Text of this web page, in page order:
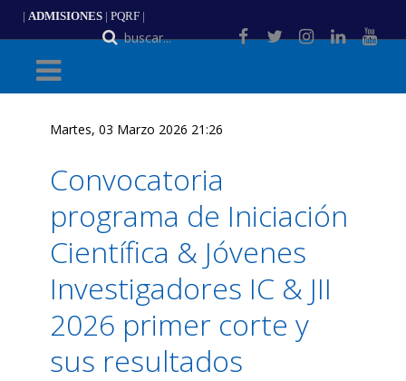
| ADMISIONES | PQRF |
Martes, 03 Marzo 2026 21:26
Convocatoria
programa de Iniciación
Científica & Jóvenes
Investigadores IC & JII
2026 primer corte y
sus resultados